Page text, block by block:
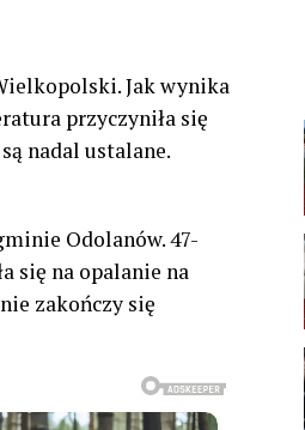
Jak wynika
przyczyniła się
nadal ustalane.
Odolanów. 47-
się na opalanie na
zakończy się